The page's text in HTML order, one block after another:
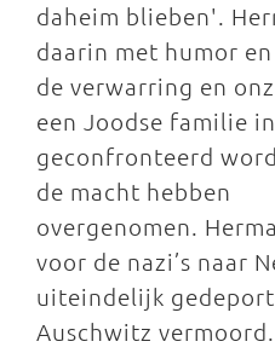
daheim blieben'.
daarin met humor
de verwarring en
een Joodse familie
geconfronteerd
de macht hebben
overgenomen.
voor de nazi’s naar
uiteindelijk
Auschwitz vermoord.